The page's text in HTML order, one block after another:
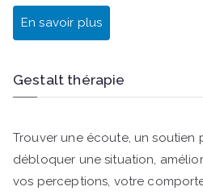
En savoir plus
Gestalt thérapie
Trouver une écoute, un
débloquer une situation,
vos perceptions, votre